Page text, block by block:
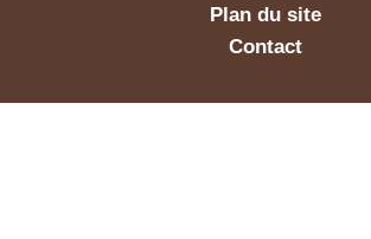
Plan du site
Contact